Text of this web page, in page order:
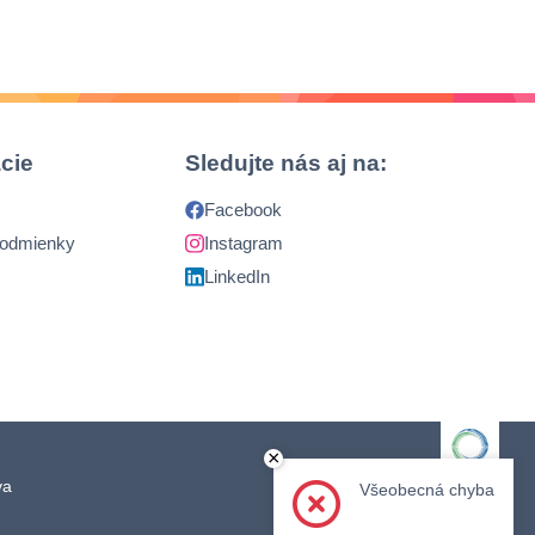
Sledujte nás aj na:
Facebook
Instagram
LinkedIn
Člen skupiny
×
Všeobecná chyba